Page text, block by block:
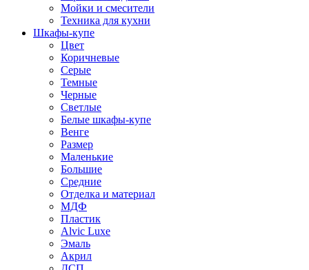
Мойки и смесители
Техника для кухни
Шкафы-купе
Цвет
Коричневые
Серые
Темные
Черные
Светлые
Белые шкафы-купе
Венге
Размер
Маленькие
Большие
Средние
Отделка и материал
МДФ
Пластик
Alvic Luxe
Эмаль
Акрил